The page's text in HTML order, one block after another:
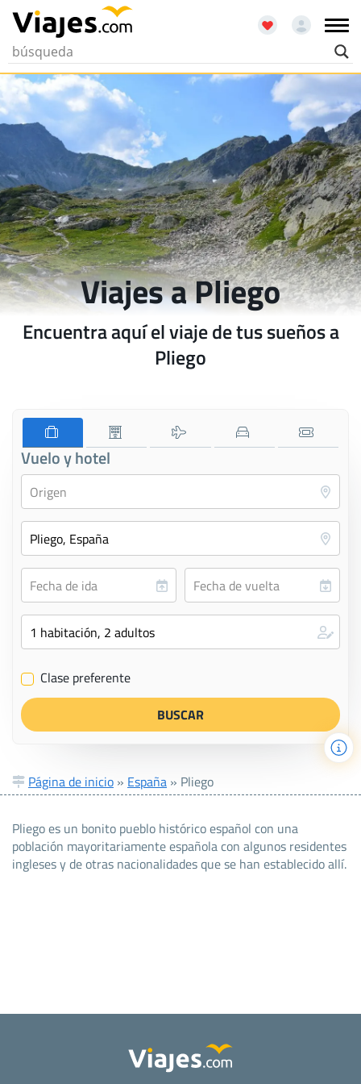
Viajes a Pliego
Encuentra aquí el viaje de tus sueños a
Pliego
Vuelo y hotel
✔ Clase preferente
Página de inicio » España » Pliego
Pliego es un bonito pueblo histórico español con una
población mayoritariamente española con algunos residentes
ingleses y de otras nacionalidades que se han establecido allí.